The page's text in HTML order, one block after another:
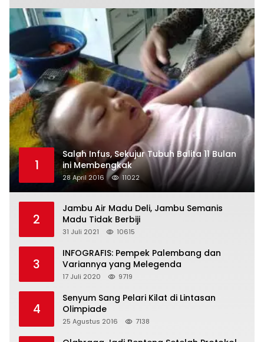
1
Salah Infus, Sekujur Tubuh Balita 11 Bulan
ini Membengkak
28 April 2016 11022
2
Jambu Air Madu Deli, Jambu Semanis
Madu Tidak Berbiji
31 Juli 2021 10615
3
INFOGRAFIS: Pempek Palembang dan
Variannya yang Melegenda
17 Juli 2020 9719
4
Senyum Sang Pelari Kilat di Lintasan
Olimpiade
25 Agustus 2016 7138